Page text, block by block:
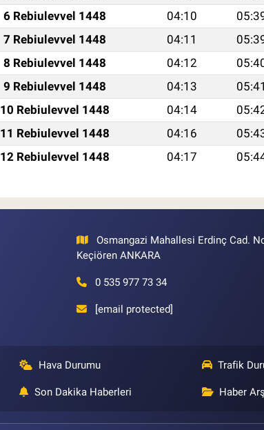
6 Rebiulevvel 1448 04:10
7 Rebiulevvel 1448 04:11
8 Rebiulevvel 1448 04:12
9 Rebiulevvel 1448 04:13 05:41
10 Rebiulevvel 1448 04:14
11 Rebiulevvel 1448 04:16
12 Rebiulevvel 1448 04:17
Osmangazi Mahallesi Erdinç Cad.
Keçiören ANKARA
0 535 977 73 34
[email protected]
Hava Durumu Trafik
Son Dakika Haberleri Haber